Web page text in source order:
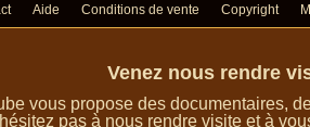
Aide Conditions de vente Copyright
Venez nous rendre
vous propose des documentaires,
pas à nous rendre visite et à